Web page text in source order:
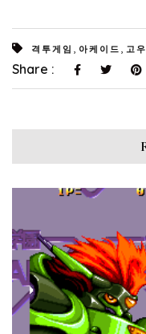
격투게임 아케이드 고
Share :